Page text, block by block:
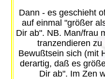
Dann - es geschieht
auf einmal "größer
Dir ab". NB. Man/frau
tranzendieren
Bewußtsein sich (mit
derartig, daß es
Dir ab". Im Zen